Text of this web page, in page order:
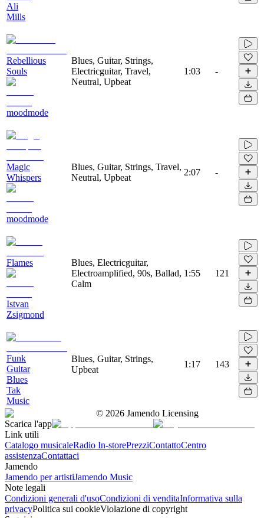
Ali
Mills
Rebellious
Souls
moodmode
Blues, Guitar, Strings,
Electricguitar, Travel,
Neutral, Upbeat
1:03 -
Magic
Whispers
moodmode
Blues, Guitar, Strings, Travel,
Neutral, Upbeat
2:07 -
Flames
Istvan
Zsigmond
Blues, Electricguitar,
Electroamplified, 90s, Ballad,
Calm
1:55 121
Funk
Guitar
Blues
Tak
Music
Blues, Guitar, Strings,
Upbeat
1:17 143
© 2026 Jamendo Licensing
Scarica l'app
Link utili
Catalogo musicaleRadio In-storePrezziContattoCentro
assistenzaContattaci
Jamendo
Jamendo per artistiJamendo Music
Note legali
Condizioni generali d'usoCondizioni di venditaInformativa sulla
privacyPolitica sui cookieViolazione di copyright